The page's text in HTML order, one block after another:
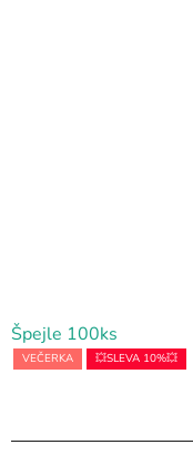
Špejle 100ks
VEČERKA 💥SLEVA 10%💥